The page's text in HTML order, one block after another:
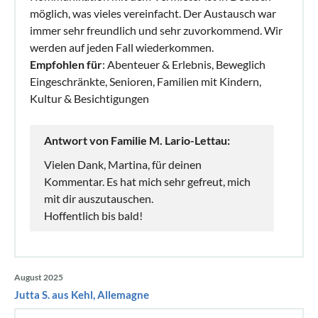
möglich, was vieles vereinfacht. Der Austausch war
immer sehr freundlich und sehr zuvorkommend. Wir
werden auf jeden Fall wiederkommen.
Empfohlen für: Abenteuer & Erlebnis, Beweglich
Eingeschränkte, Senioren, Familien mit Kindern,
Kultur & Besichtigungen
Antwort von Familie M. Lario-Lettau:
Vielen Dank, Martina, für deinen
Kommentar. Es hat mich sehr gefreut, mich
mit dir auszutauschen.
Hoffentlich bis bald!
August 2025
Jutta S. aus Kehl, Allemagne